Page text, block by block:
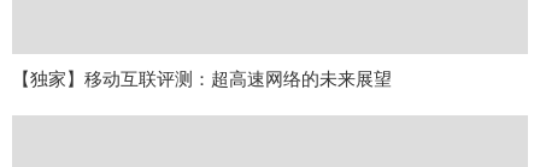
【独家】移动互联评测：超高速网络的未来展望